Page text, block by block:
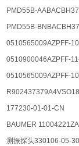
PMD55B-
PMD55B-
0510565009AZPFF-
0510900046AZPFF-
0510565009AZPFF-
177230-01-01-CN
BAUMER
测振探头330106-05-